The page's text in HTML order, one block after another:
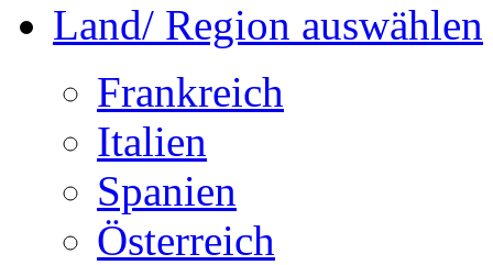
Land/ Region auswählen
Frankreich
Italien
Spanien
Österreich